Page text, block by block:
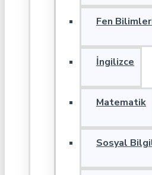
Fen
İngilizce
Matematik
Sosyal